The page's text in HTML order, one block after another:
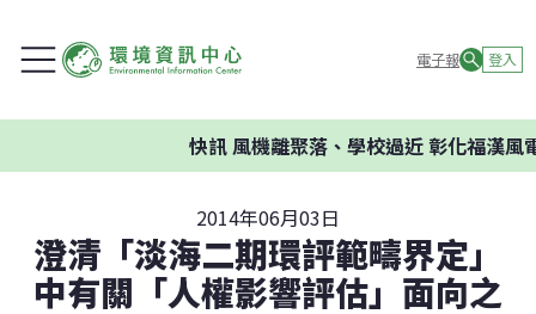
電子報 登入
快訊風機離聚落、學校過近 彰化福漢風電
2014年06月03日
澄清「淡海二期環評範疇界定」
中有關「人權影響評估」面向之